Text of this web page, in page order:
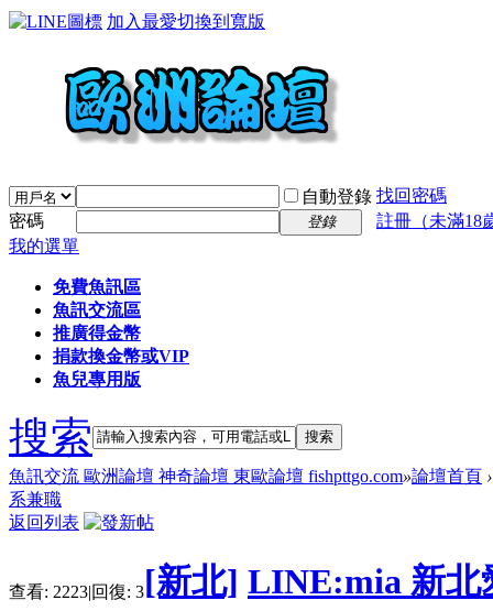
加入最愛切換到寬版
自動登錄 找回密碼
密碼
登錄
註冊（未滿18
我的選單
免費魚訊區
魚訊交流區
推廣得金幣
捐款換金幣或VIP
魚兒專用版
搜索 搜索
魚訊交流 歐洲論壇 神奇論壇 東歐論壇 fishpttgo.com»論壇首頁 ›
系兼職
返回列表
查看: 2223|回復: 3[新北] LINE:mia 新北